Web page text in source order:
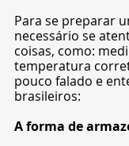
Para se preparar
necessário se
coisas, como:
temperatura
pouco falado e
brasileiros:
A forma de